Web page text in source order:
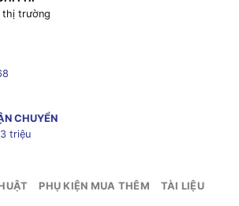
thị trường
CHUYỂN
triệu
PHỤ KIỆN MUA THÊM TÀI LIỆU